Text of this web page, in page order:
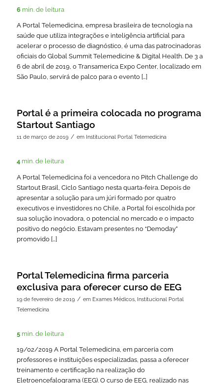
6 min. de leitura
A Portal Telemedicina, empresa brasileira de tecnologia na
saúde que utiliza integrações e inteligência artificial para
acelerar o processo de diagnóstico, é uma das patrocinadoras
oficiais do Global Summit Telemedicine & Digital Health. De 3 a
6 de abril de 2019, o Transamerica Expo Center, localizado em
São Paulo, servirá de palco para o evento […]
Portal é a primeira colocada no programa
Startout Santiago
11 de março de 2019 / em Institucional Portal Telemedicina
4 min. de leitura
A Portal Telemedicina foi a vencedora no Pitch Challenge do
Startout Brasil, Ciclo Santiago nesta quarta-feira. Depois de
apresentar a solução para um júri formado por quatro
executivos e investidores no Chile, a Portal foi escolhida por
sua solução inovadora, o potencial no mercado e o impacto
positivo do negócio. Estavam presentes no “Demoday”
promovido […]
Portal Telemedicina firma parceria
exclusiva para oferecer curso de EEG
19 de fevereiro de 2019 / em Exames Médicos, Institucional Portal
Telemedicina
5 min. de leitura
19/02/2019 A Portal Telemedicina, em parceria com
professores e instituições especializadas, passa a oferecer
treinamento e certificação na realização do
Eletroencefalograma (EEG). O curso de EEG, realizado nas